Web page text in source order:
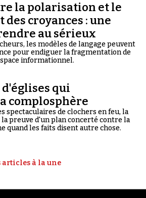
la polarisation et le
croyances : une
au sérieux
les modèles de langage peuvent
pour endiguer la fragmentation de
informationnel.
d'églises qui
complosphère
spectaculaires de clochers en feu, la
preuve d'un plan concerté contre la
quand les faits disent autre chose.
articles à la une